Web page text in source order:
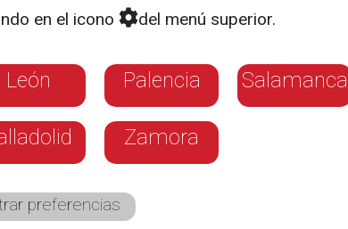
de su II edición
de entrega de premios el 6 de
recaerá en el doctor José María
en el icono
del menú superior.
León Palencia Salamanca
Zamora
preferencias